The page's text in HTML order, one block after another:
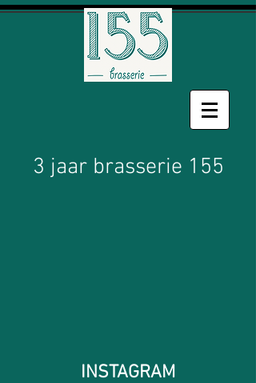
3 jaar brasserie 155
INSTAGRAM